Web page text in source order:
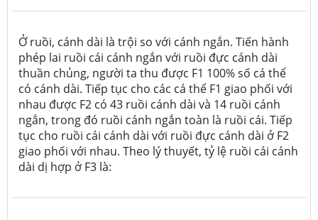
Ở ruồi, cánh dài là trội so với cánh ngắn. Tiến hành
phép lai ruồi cái cánh ngắn với ruồi đực cánh dài
thuần chủng, người ta thu được F1 100% số cá thể
có cánh dài. Tiếp tục cho các cá thể F1 giao phối với
nhau được F2 có 43 ruồi cánh dài và 14 ruồi cánh
ngắn, trong đó ruồi cánh ngắn toàn là ruồi cái. Tiếp
tục cho ruồi cái cánh dài với ruồi đực cánh dài ở F2
giao phối với nhau. Theo lý thuyết, tỷ lệ ruồi cái cánh
dài dị hợp ở F3 là: